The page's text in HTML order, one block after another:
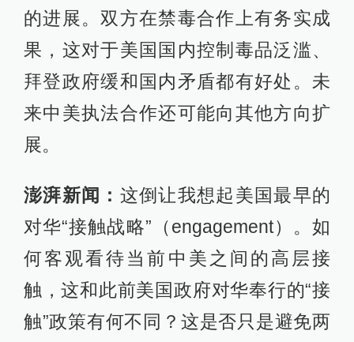
的进展。双方在禁毒合作上有务实成
果，这对于美国国内控制毒品泛滥、
拜登政府缓和国内矛盾都有好处。未
来中美执法合作还可能向其他方向扩
展。
澎湃新闻： 这倒让我想起美国最早的
对华“接触战略”（engagement）。如
何客观看待当前中美之间的高层接
触，这和此前美国政府对华奉行的“接
触”政策有何不同？这是否只是避免两